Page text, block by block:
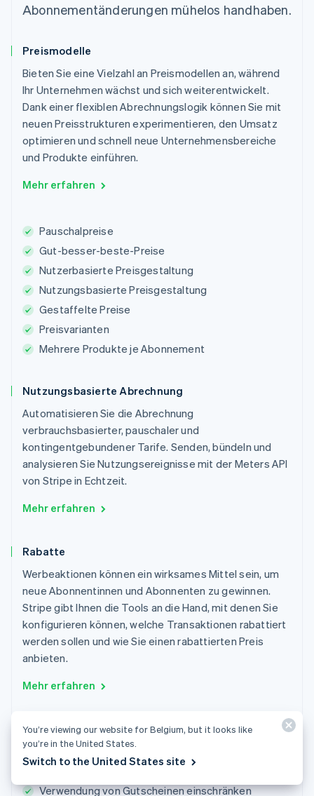
Abonnementänderungen mühelos handhaben.
Preismodelle
Bieten Sie eine Vielzahl an Preismodellen an, während
Ihr Unternehmen wächst und sich weiterentwickelt.
Dank einer flexiblen Abrechnungslogik können Sie mit
neuen Preisstrukturen experimentieren, den Umsatz
optimieren und schnell neue Unternehmensbereiche
und Produkte einführen.
Mehr erfahren
Pauschalpreise
Gut-besser-beste-Preise
Nutzerbasierte Preisgestaltung
Nutzungsbasierte Preisgestaltung
Gestaffelte Preise
Preisvarianten
Mehrere Produkte je Abonnement
Nutzungsbasierte Abrechnung
Automatisieren Sie die Abrechnung
verbrauchsbasierter, pauschaler und
kontingentgebundener Tarife. Senden, bündeln und
analysieren Sie Nutzungsereignisse mit der Meters API
von Stripe in Echtzeit.
Mehr erfahren
Rabatte
Werbeaktionen können ein wirksames Mittel sein, um
neue Abonnentinnen und Abonnenten zu gewinnen.
Stripe gibt Ihnen die Tools an die Hand, mit denen Sie
konfigurieren können, welche Transaktionen rabattiert
werden sollen und wie Sie einen rabattierten Preis
anbieten.
Mehr erfahren
Ablaufzeit für Gutscheine festlegen
Einlösung von Gutscheinen beschränken
Prozentsatz oder Pauschalrabatt verwenden
Verwendung von Gutscheinen einschränken
You’re viewing our website for Belgium, but it looks like
you’re in the United States.
Switch to the United States site